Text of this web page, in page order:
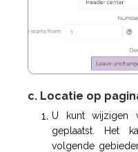
c. Locatie op
U kunt wijzigen
geplaatst. Het
volgende